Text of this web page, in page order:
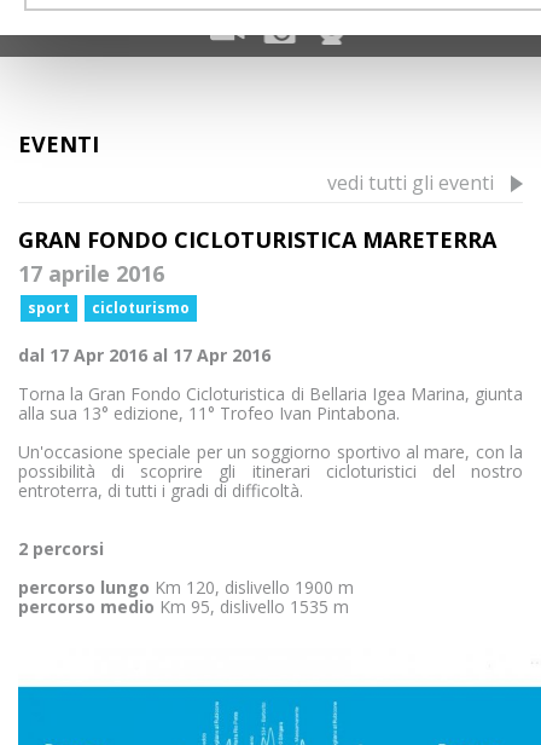
EVENTI
vedi tutti gli eventi
GRAN FONDO CICLOTURISTICA MARETERRA
17 aprile 2016
sport cicloturismo
dal 17 Apr 2016 al 17 Apr 2016
Torna la Gran Fondo Cicloturistica di Bellaria Igea Marina, giunta
alla sua 13° edizione, 11° Trofeo Ivan Pintabona.
Un'occasione speciale per un soggiorno sportivo al mare, con la
possibilità di scoprire gli itinerari cicloturistici del nostro
entroterra, di tutti i gradi di difficoltà.
2 percorsi
percorso lungo Km 120, dislivello 1900 m
percorso medio Km 95, dislivello 1535 m